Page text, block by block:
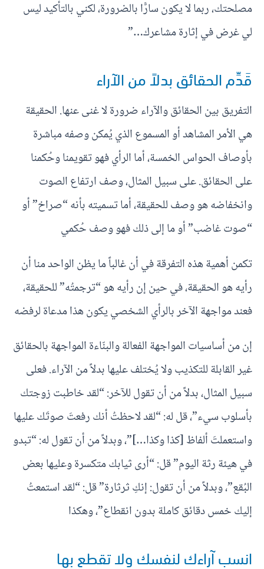
مصلحتك، ربما لا يكون سارًّا بالضرورة، لكني بالتأكيد ليس
لي غرض في إثارة مشاعرك…”
قَدِّم الحقائق بدلاً من الآراء
التفريق بين الحقائق والآراء ضرورة لا غنى عنها. الحقيقة
هي الأمر المشاهد أو المسموع الذي يُمكن وصفه مباشرة
بأوصاف الحواس الخمسة، أما الرأي فهو تقويمنا وحُكمنا
على الحقائق. على سبيل المثال، وصف ارتفاع الصوت
وانخفاضه هو وصف للحقيقة، أما تسميته بأنه “صراخ” أو
“صوت غاضب” أو ما إلى ذلك فهو وصف حُكمي
تكمن أهمية هذه التفرقة في أن غالباً ما يظن الواحد منا أن
رأيه هو الحقيقة، في حين إن رأيه هو “ترجمتُه” للحقيقة،
فعند مواجهة الآخر بالرأي الشخصي يكون هذا مدعاة لرفضه
إن من أساسيات المواجهة الفعالة والبنّاءة المواجهة بالحقائق
غير القابلة للتكذيب ولا يُختلف عليها بدلاً من الآراء. فعلى
سبيل المثال، بدلاً من أن تقول للآخر: “لقد خاطبت زوجتك
بأسلوب سيء”، قل له: “لقد لاحظتُ أنك رفعتَ صوتَك عليها
واستعملتَ ألفاظ [كذا وكذا…]”، وبدلاً من أن تقول له: “تبدو
في هيئة رثة اليوم” قل: “أرى ثيابك متكسرة وعليها بعض
البُقع”، وبدلاً من أن تقول: إنكِ ثرثارة” قل: “لقد استمعتُ
إليك خمس دقائق كاملة بدون انقطاع”، وهكذا
انسب آراءك لنفسك ولا تقطع بها